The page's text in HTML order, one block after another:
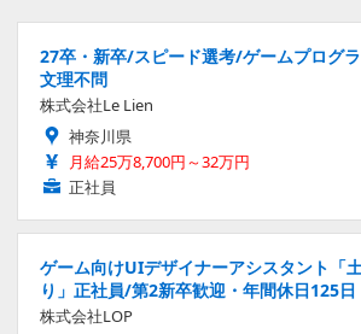
27卒・新卒/スピード選考/ゲームプログ
文理不問
株式会社Le Lien
神奈川県
月給25万8,700円～32万円
正社員
ゲーム向けUIデザイナーアシスタント「
り」正社員/第2新卒歓迎・年間休日125
株式会社LOP